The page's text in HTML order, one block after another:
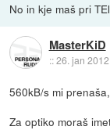
No in kje maš pri
MasterKiD
::26. jan
560kB/s mi
Za optiko moraš